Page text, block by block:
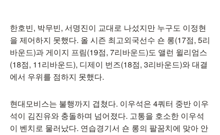
한호빈, 박무빈, 서명진이 교대로 나섰지만 누구도 이정현
을 제어하지 못했다. 올 시즌 최고외국선수 숀 롱(17점, 5리
바운드)과 게이지 프림(19점, 7리바운드)도 앨런 윌리엄스
(18점, 11리바운드), 디제이 번즈(18점, 3리바운드)와 대결
에서 우위를 점하지 못했다.
현대모비스는 불행까지 겹쳤다. 이우석은 4쿼터 중반 이우
석이 김진유와 충돌하며 넘어졌다. 고통을 호소한 이우석
이 벤치로 물러났다. 연습경기서 숀 롱의 팔꿈치에 맞아 안